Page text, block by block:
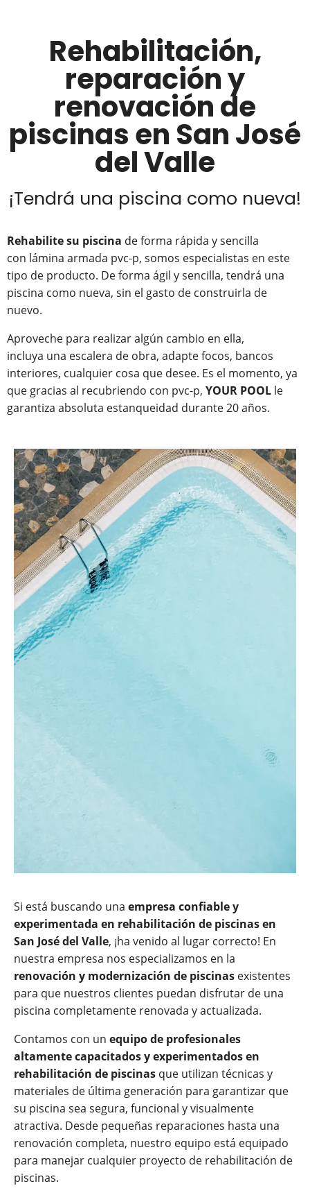
Rehabilitación,
reparación y
renovación de
piscinas en San José
del Valle
¡Tendrá una piscina como nueva!
Rehabilite su piscina de forma rápida y sencilla
con lámina armada pvc-p, somos especialistas en este
tipo de producto. De forma ágil y sencilla, tendrá una
piscina como nueva, sin el gasto de construirla de
nuevo.
Aproveche para realizar algún cambio en ella,
incluya una escalera de obra, adapte focos, bancos
interiores, cualquier cosa que desee. Es el momento, ya
que gracias al recubriendo con pvc-p, YOUR POOL le
garantiza absoluta estanqueidad durante 20 años.
Si está buscando una empresa confiable y
experimentada en rehabilitación de piscinas en
San José del Valle, ¡ha venido al lugar correcto! En
nuestra empresa nos especializamos en la
renovación y modernización de piscinas existentes
para que nuestros clientes puedan disfrutar de una
piscina completamente renovada y actualizada.
Contamos con un equipo de profesionales
altamente capacitados y experimentados en
rehabilitación de piscinas que utilizan técnicas y
materiales de última generación para garantizar que
su piscina sea segura, funcional y visualmente
atractiva. Desde pequeñas reparaciones hasta una
renovación completa, nuestro equipo está equipado
para manejar cualquier proyecto de rehabilitación de
piscinas.